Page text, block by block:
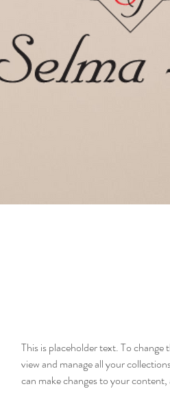
This is placeholder text. To
view and manage all your
can make changes to your